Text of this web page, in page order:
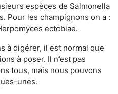
espèces de Salmonella
Pour les champignons on a :
ectobiae.
à digérer, il est normal que
à poser. Il n’est pas
tous, mais nous pouvons
unes.